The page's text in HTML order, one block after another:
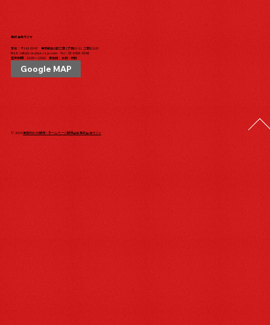
株式会社ラジャ
本社：〒142-0043 東京都品川区二葉1丁目10-11 二葉ビル1F
Mail： info@creative-raja.com Tel： 03-6426-6166
営業時間：10:00〜19:00 定休日：土日・祝日
Google MAP
© 2024東京のWEB制作・ホームページ制作会社 株式会社ラジャ